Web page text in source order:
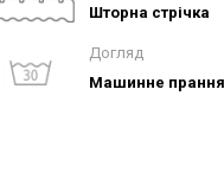
Шторна стрічка
Догляд
Машинне прання